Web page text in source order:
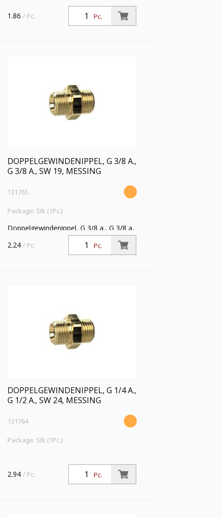
Pc.
1.86 / Pc.
DOPPELGEWINDENIPPEL, G 3/8 A.,
G 3/8 A., SW 19, MESSING
131765
Package: Stk (1Pc.)
Doppelgewindenippel, G 3/8 a., G 3/8 a,
SW 19, Messing, Arbeitsdruck max. 25
bar, Betriebstemp. max. 150 °C
Pc.
2.24 / Pc.
DOPPELGEWINDENIPPEL, G 1/4 A.,
G 1/2 A., SW 24, MESSING
131764
Package: Stk (1Pc.)
Pc.
2.94 / Pc.